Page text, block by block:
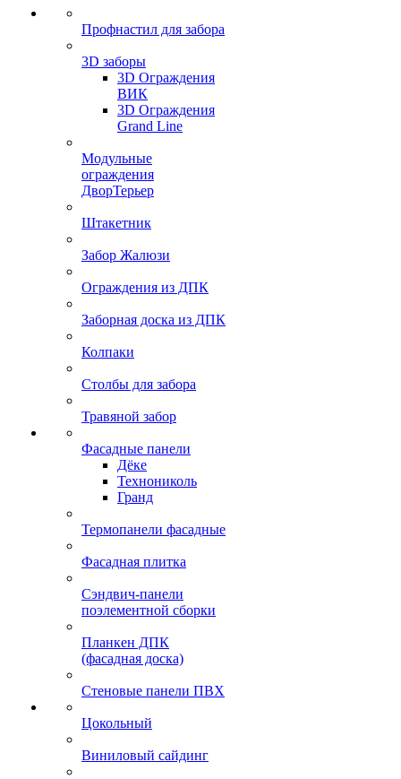
Профнастил для забора
3D заборы
3D Ограждения
ВИК
3D Ограждения
Grand Line
Модульные
ограждения
ДворТерьер
Штакетник
Забор Жалюзи
Ограждения из ДПК
Заборная доска из ДПК
Колпаки
Столбы для забора
Травяной забор
Фасадные панели
Дёке
Технониколь
Гранд
Термопанели фасадные
Фасадная плитка
Сэндвич-панели
поэлементной сборки
Планкен ДПК
(фасадная доска)
Стеновые панели ПВХ
Цокольный
Виниловый сайдинг